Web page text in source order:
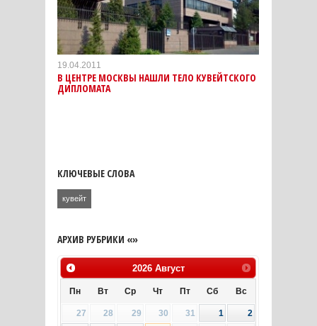
19.04.2011
В ЦЕНТРЕ МОСКВЫ НАШЛИ ТЕЛО КУВЕЙТСКОГО
ДИПЛОМАТА
КЛЮЧЕВЫЕ СЛОВА
кувейт
АРХИВ РУБРИКИ «»
2026 Август
Пн Вт Ср Чт Пт Сб Вс
27 28 29 30 31 1
2